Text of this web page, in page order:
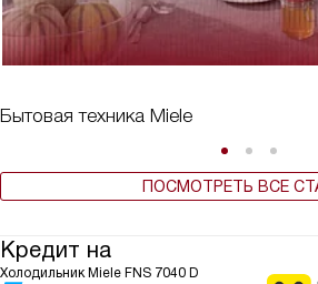
Бытовая техника Miele
ПОСМОТРЕТЬ ВСЕ
Кредит на
Холодильник Miele FNS 7040 D